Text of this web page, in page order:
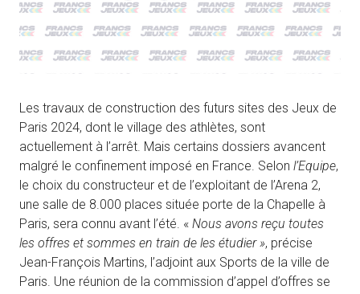
Les travaux de construction des futurs sites des Jeux de
Paris 2024, dont le village des athlètes, sont
actuellement à l’arrêt. Mais certains dossiers avancent
malgré le confinement imposé en France. Selon l’Equipe,
le choix du constructeur et de l’exploitant de l’Arena 2,
une salle de 8.000 places située porte de la Chapelle à
Paris, sera connu avant l’été. « Nous avons reçu toutes
les offres et sommes en train de les étudier », précise
Jean-François Martins, l’adjoint aux Sports de la ville de
Paris. Une réunion de la commission d’appel d’offres se